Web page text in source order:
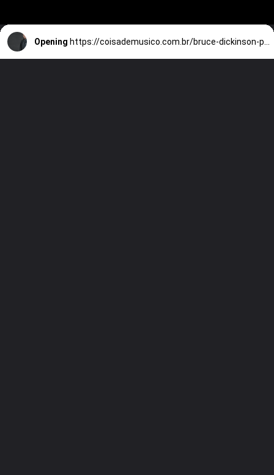
Opening https://coisademusico.com.br/bruce-dickinson-pensou-deixar-o-iron-maiden/